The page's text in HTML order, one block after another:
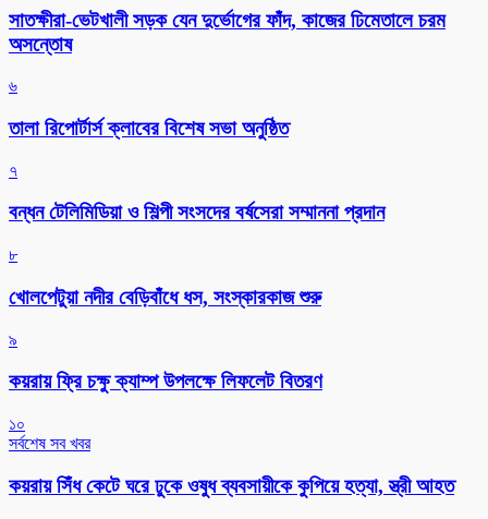
সাতক্ষীরা-ভেটখালী সড়ক যেন দুর্ভোগের ফাঁদ, কাজের ঢিমেতালে চরম
অসন্তোষ
৬
‎তালা রিপোর্টার্স ক্লাবের বিশেষ সভা অনুষ্ঠিত
৭
বন্ধন টেলিমিডিয়া ও শিল্পী সংসদের বর্ষসেরা সম্মাননা প্রদান
৮
খোলপেটুয়া নদীর বেড়িবাঁধে ধস, সংস্কারকাজ শুরু
৯
কয়রায় ফ্রি চক্ষু ক্যাম্প উপলক্ষে লিফলেট বিতরণ
১০
সর্বশেষ সব খবর
কয়রায় সিঁধ কেটে ঘরে ঢুকে ওষুধ ব্যবসায়ীকে কুপিয়ে হত্যা, স্ত্রী আহত